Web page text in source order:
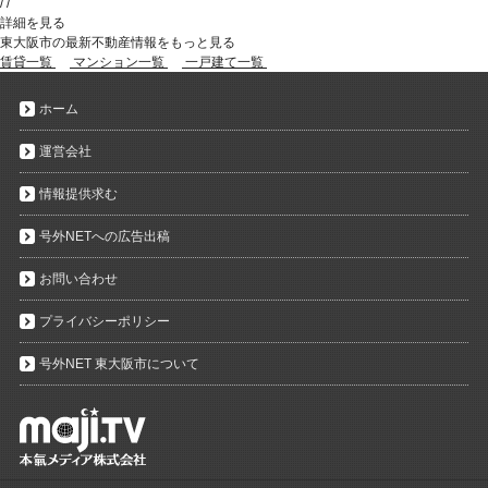
詳細を見る
東大阪市の最新不動産情報をもっと見る
賃貸一覧
マンション一覧 一戸建て一覧
ホーム
運営会社
情報提供求む
号外NETへの広告出稿
お問い合わせ
プライバシーポリシー
号外NET 東大阪市について